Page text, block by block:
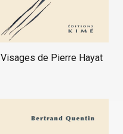
Visages de Pierre Hayat